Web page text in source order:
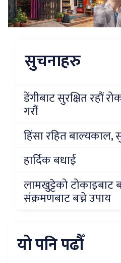
सुचनाहरु
डेंगीबाट सुरक्षित रहौं
गरौं
हिंसा रहित
हार्दिक बधाई
लामखुट्टेको टोकाइबाट
संक्रमणबाट बच्ने उपाय
यो पनि पढौँ